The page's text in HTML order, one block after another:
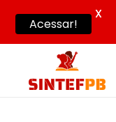
Acessar!
X